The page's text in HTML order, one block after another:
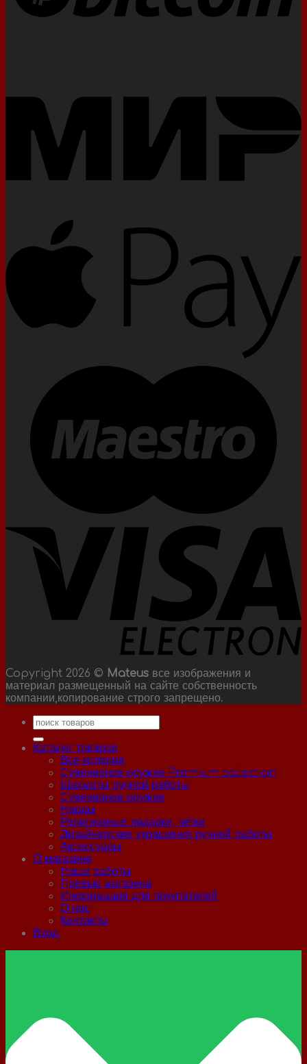
Copyright 2026 © Mateus все изображения и
материал размещенный на сайте собственность
компании,копирование строго запрещено.
Искать:
Каталог товаров
Все изделия
Сувенирное оружие Premium collection
Шахматы ручной работы
Сувенирное оружие
Нарды
Религиозные подарки, четки
Дизайнерские украшения ручной работы
Аксессуары
О магазине
Наши работы
Превью магазина
Информация для покупателей
О нас
Контакты
Вход